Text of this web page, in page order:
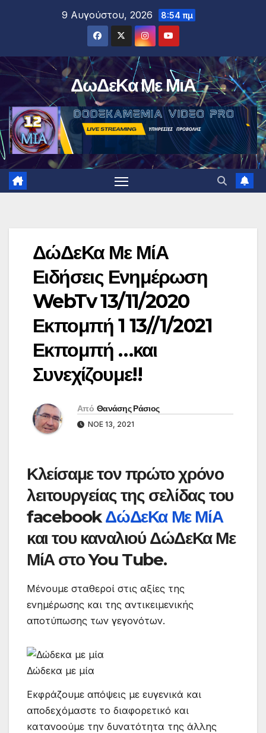
9 Αυγούστου, 2026 8:54 πμ
ΔωΔεΚα Με ΜιΑ
ΔώΔεΚα Με ΜίΑ
Ειδήσεις Ενημέρωση
WebTv 13/11/2020
Εκπομπή 1 13//1/2021
Εκπομπή …και
Συνεχίζουμε!!
Από Θανάσης Ράσιος
ΝΟΈ 13, 2021
Κλείσαμε τον πρώτο χρόνο
λειτουργείας της σελίδας του
facebookΔώΔεΚα Με ΜίΑ
και του καναλιού ΔώΔεΚα Με
ΜίΑ στο You Tube.
Μένουμε σταθεροί στις αξίες της
ενημέρωσης και της αντικειμενικής
αποτύπωσης των γεγονότων.
Δώδεκα με μία
Εκφράζουμε απόψεις με ευγενικά και
αποδεχόμαστε το διαφορετικό και
κατανοούμε την δυνατότητα της άλλης